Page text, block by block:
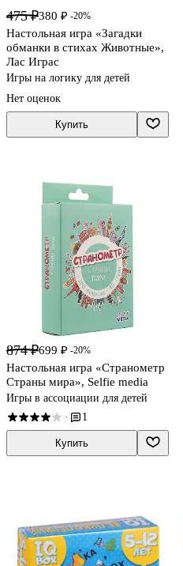
475 ₽380 ₽ -20%
Настольная игра «Загадки
обманки в стихах Животные»,
Лас Играс
Игры на логику для детей
Нет оценок
Купить
874 ₽699 ₽ -20%
Настольная игра «Странометр
Страны мира», Selfie media
Игры в ассоциации для детей
· 1
Купить